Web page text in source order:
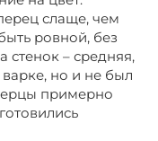
слаще, чем
ровной, без
– средняя,
но и не был
примерно